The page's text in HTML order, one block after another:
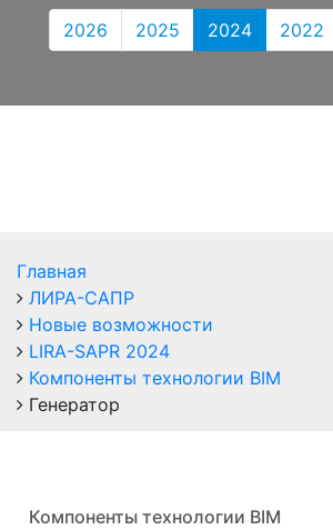
2026 2025 2024 2022
Главная
ЛИРА-САПР
Новые возможности
LIRA-SAPR 2024
Компоненты технологии ВIM
Генератор
Компоненты технологии ВIM